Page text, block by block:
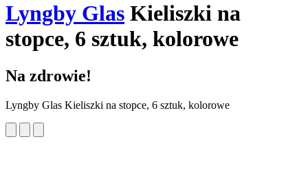
Lyngby Glas Kieliszki na
stopce, 6 sztuk, kolorowe
Na zdrowie!
Lyngby Glas Kieliszki na stopce, 6 sztuk, kolorowe